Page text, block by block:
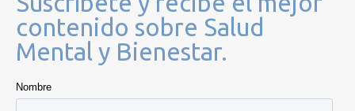
contenido sobre Salud
Mental y Bienestar.